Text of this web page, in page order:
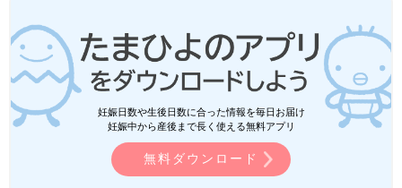
妊娠日数や生後日数に合った情報を毎日お届け
妊娠中から産後まで長く使える無料アプリ
無料ダウンロード